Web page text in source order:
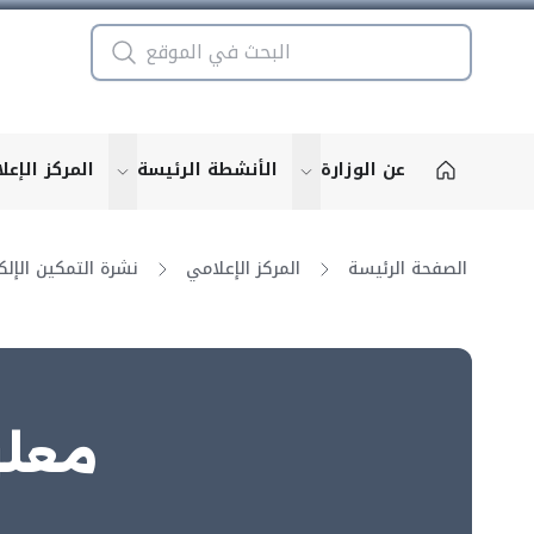
عن الوزارة show submenu for "More"
الأنشطة الرئيسة for "More"
المركز
الصفحة الرئيسة المركز الإعلامي